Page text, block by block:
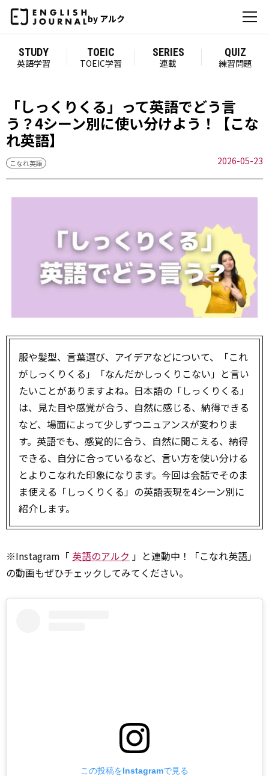
by アルク
STUDY
英語学習
TOEIC
TOEIC学習
SERIES
連載
QUIZ
練習問題
「しっくりくる」って英語でどう言
う？4シーン別に使い分けよう！【こな
れ英語】
こなれ英語 2026-05-23
服や髪型、言葉選び、アイデアなどについて、「これ
がしっくりくる」「なんだかしっくりこない」と言い
たいことがありますよね。日本語の「しっくりくる」
は、見た目や感覚が合う、自然に感じる、納得できる
など、場面によって少しずつニュアンスが変わりま
す。英語でも、感覚的に合う、自然に聞こえる、納得
できる、自分に合っているなど、言い方を使い分ける
とよりこなれた印象になります。今回は会話でそのま
ま使える「しっくりくる」の英語表現を4シーン別に
紹介します。
※Instagram「 英語のアルク 」と連動中！「こなれ英語」
の動画もぜひチェックしてみてください。
この投稿をInstagramで見る